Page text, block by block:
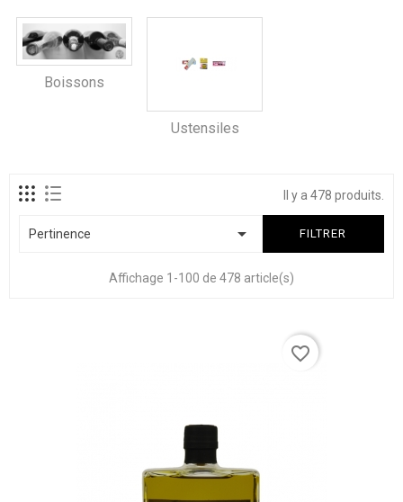
Boissons
Ustensiles
Il y a 478 produits.
Pertinence  FILTRER
Affichage 1-100 de 478 article(s)
favorite_border